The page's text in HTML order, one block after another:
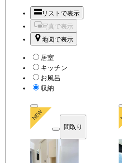
リストで表示
写真で表示
地図で表示
居室
キッチン
お風呂
収納
間取り